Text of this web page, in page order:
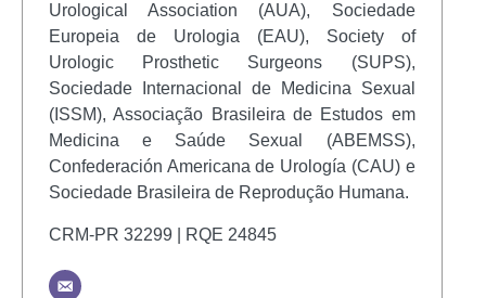
Urological Association (AUA), Sociedade
Europeia de Urologia (EAU), Society of
Urologic Prosthetic Surgeons (SUPS),
Sociedade Internacional de Medicina Sexual
(ISSM), Associação Brasileira de Estudos em
Medicina e Saúde Sexual (ABEMSS),
Confederación Americana de Urología (CAU) e
Sociedade Brasileira de Reprodução Humana.
CRM-PR 32299 | RQE 24845